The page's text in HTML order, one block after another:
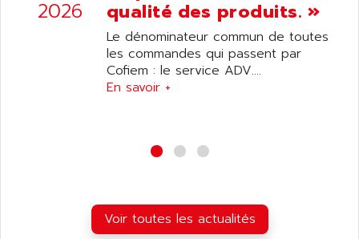
2026 qualité des produits. »
Le dénominateur commun de toutes
les commandes qui passent par
Cofiem : le service ADV....
En savoir +
Voir toutes les actualités